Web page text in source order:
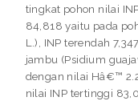
tingkat pohon nilai
84,818 yaitu pada
L.), INP terendah
jambu (Psidium
dengan nilai Hâ€™
nilai INP tertinggi